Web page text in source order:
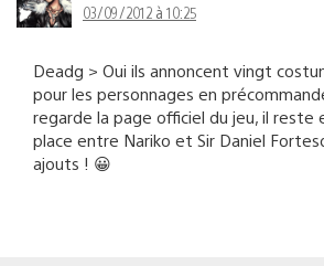
03/09/2012 à 10:25
Deadg > Oui ils annoncent vingt
pour les personnages en
regarde la page officiel du jeu, il reste
place entre Nariko et Sir Daniel
ajouts ! 😀